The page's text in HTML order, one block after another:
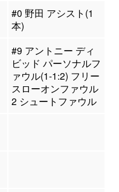
#0 野田 アシスト(1
本)
#9 アントニー ディ
ビッド パーソナルフ
ァウル(1-1:2) フリー
スローオンファウル
2 シュートファウル